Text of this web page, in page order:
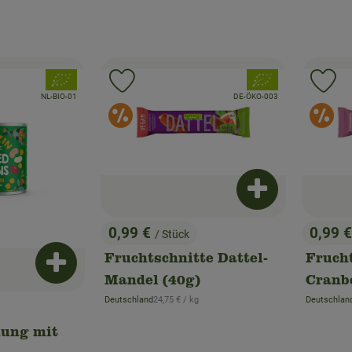
mit
Produkt zum Warenkorb hinzufügen
, Verband:
, Kontrollstelle:
NL-BIO-01
hinzufügen
, Preis:
0,99 € / Stück
Fruchtschnitte Dattel-
Mandel (40g)
, Herkunft:
Deutschland, Referenzpreis:
24,75 € / kg
Produkt zum
, Verband:
, Kontrollstelle:
DE-ÖKO-003
Sonderangebote
Produkt zu Favouriten hinzufügen
, Preis:
0,99 €
, Herkunft: